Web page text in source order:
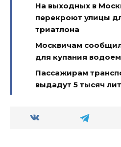
На выходных в
перекроют улицы
триатлона
Москвичам
для купания
Пассажирам
выдадут 5 тысяч